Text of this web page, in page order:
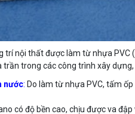
trí nội thất được làm từ nhựa
trong các công trình xây
nước: Do làm từ nhựa PVC, tấm
có độ bền cao, chịu được va đập